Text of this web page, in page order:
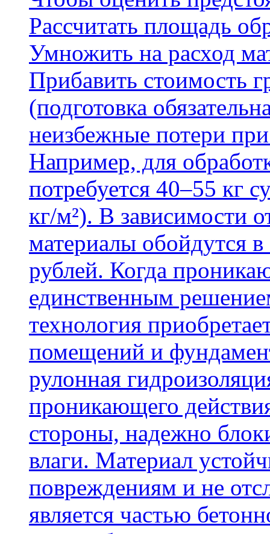
Рассчитать площадь
Умножить на расход
Прибавить стоимость
(подготовка
неизбежные потери
Например, для
потребуется 40–55 кг
кг/м²). В зависимости
материалы обойдутся
рублей. Когда
единственным
технология
помещений и
рулонная
проникающего
стороны, надежно
влаги. Материал
повреждениям и не
является частью